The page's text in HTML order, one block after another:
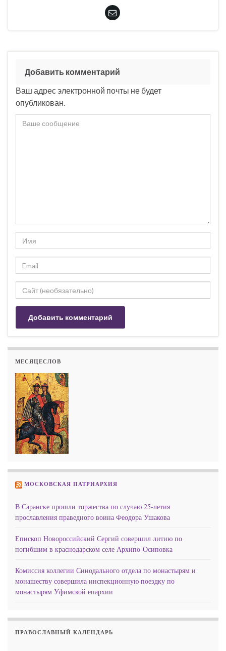
Добавить комментарий
Ваш адрес электронной почты не будет
опубликован.
МЕСЯЦЕСЛОВ
МОСКОВСКАЯ ПАТРИАРХИЯ
В Саранске прошли торжества по случаю 25-летия
прославления праведного воина Феодора Ушакова
Епископ Новороссийский Сергий совершил литию по
погибшим в краснодарском селе Архипо-Осиповка
Комиссия коллегии Синодального отдела по монастырям и
монашеству совершила инспекционную поездку по
монастырям Уфимской епархии
ПРАВОСЛАВНЫЙ КАЛЕНДАРЬ